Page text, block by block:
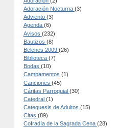
Adoración Nocturna (3)
Adviento (3)
Agenda (6)
Avisos (232)
Bautizos (8)
Belenes 2009 (26)
Biblioteca (7)
Bodas (10)
Campamentos (1)
Canciones (45)
Cáritas Parroquial (30)
Catedral (1)
Catequesis de Adultos (15)
Citas (89)
Cofradía de la Sagrada Cena (28)